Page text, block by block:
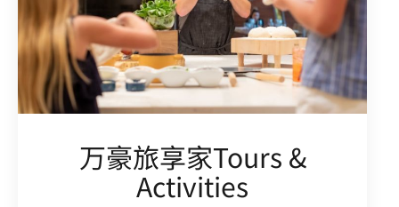
万豪旅享家Tours &
Activities